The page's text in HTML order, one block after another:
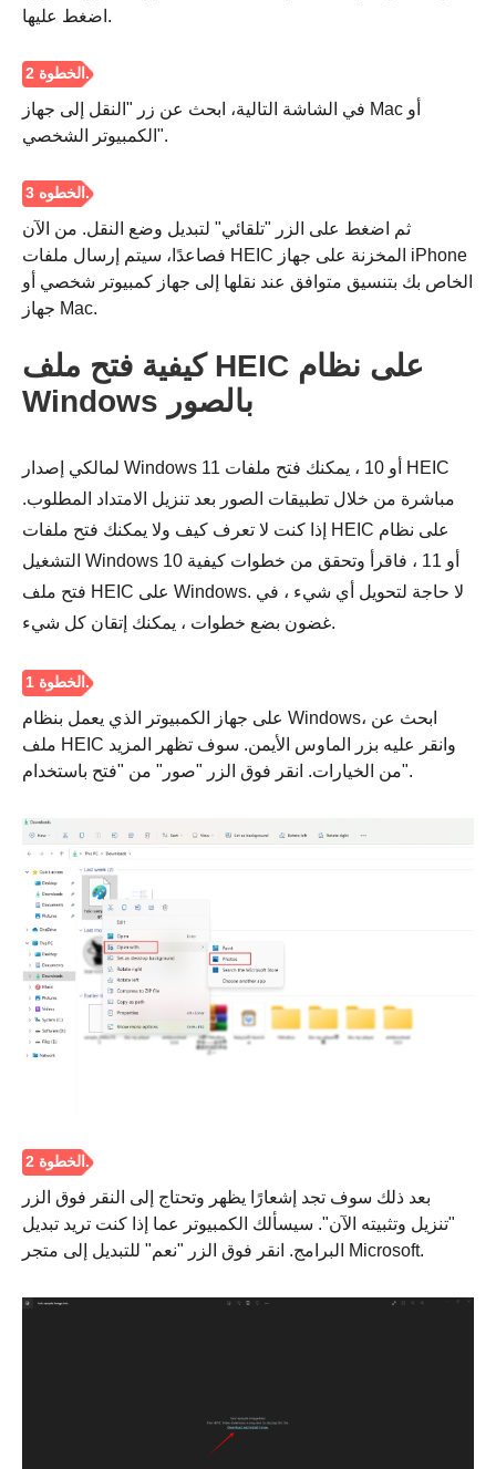
الخطوة 1.
اضغط عليها.
الخطوة 2.
في الشاشة التالية، ابحث عن زر "النقل إلى جهاز Mac أو
الكمبيوتر الشخصي".
ثم اضغط على الزر "تلقائي" لتبديل وضع النقل. من الآن
فصاعدًا، سيتم إرسال ملفات HEIC المخزنة على جهاز iPhone
الخاص بك بتنسيق متوافق عند نقلها إلى جهاز كمبيوتر شخصي أو
جهاز Mac.
كيفية فتح ملف HEIC على نظام
Windows بالصور
لمالكي إصدار Windows 11 أو 10 ، يمكنك فتح ملفات HEIC
مباشرة من خلال تطبيقات الصور بعد تنزيل الامتداد المطلوب.
إذا كنت لا تعرف كيف ولا يمكنك فتح ملفات HEIC على نظام
التشغيل Windows 10 أو 11 ، فاقرأ وتحقق من خطوات كيفية
فتح ملف HEIC على Windows. لا حاجة لتحويل أي شيء ، في
غضون بضع خطوات ، يمكنك إتقان كل شيء.
على جهاز الكمبيوتر الذي يعمل بنظام Windows، ابحث عن
ملف HEIC وانقر عليه بزر الماوس الأيمن. سوف تظهر المزيد
من الخيارات. انقر فوق الزر "صور" من "فتح باستخدام".
بعد ذلك سوف تجد إشعارًا يظهر وتحتاج إلى النقر فوق الزر
"تنزيل وتثبيته الآن". سيسألك الكمبيوتر عما إذا كنت تريد تبديل
البرامج. انقر فوق الزر "نعم" للتبديل إلى متجر Microsoft.